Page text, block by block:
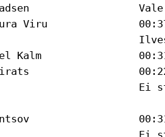
Viru
Kalm
Ei
Ei